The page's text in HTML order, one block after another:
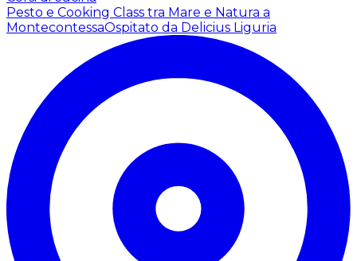
Pesto e Cooking Class tra Mare e Natura a
MontecontessaOspitato da Delicius Liguria